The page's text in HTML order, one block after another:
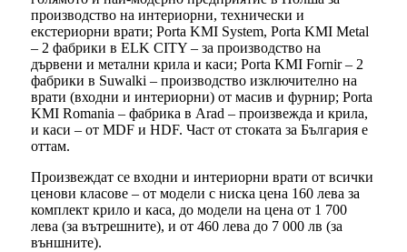
производство на интериорни, технически и
екстериорни врати; Porta KMI System, Porta KMI Metal
– 2 фабрики в ELK CITY – за производство на
дървени и метални крила и каси; Porta KMI Fornir – 2
фабрики в Suwalki – производство изключително на
врати (входни и интериорни) от масив и фурнир; Porta
KMI Romania – фабрика в Arad – произвежда и крила,
и каси – от MDF и HDF. Част от стоката за България е
оттам.
Произвеждат се входни и интериорни врати от всички
ценови класове – от модели с ниска цена 160 лева за
комплект крило и каса, до модели на цена от 1 700
лева (за вътрешните), и от 460 лева до 7 000 лв (за
външните).